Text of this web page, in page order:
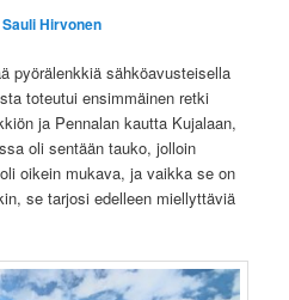
Sauli Hirvonen
pyörälenkkiä sähköavusteisella
toteutui ensimmäinen retki
ja Pennalan kautta Kujalaan,
oli sentään tauko, jolloin
oikein mukava, ja vaikka se on
se tarjosi edelleen miellyttäviä